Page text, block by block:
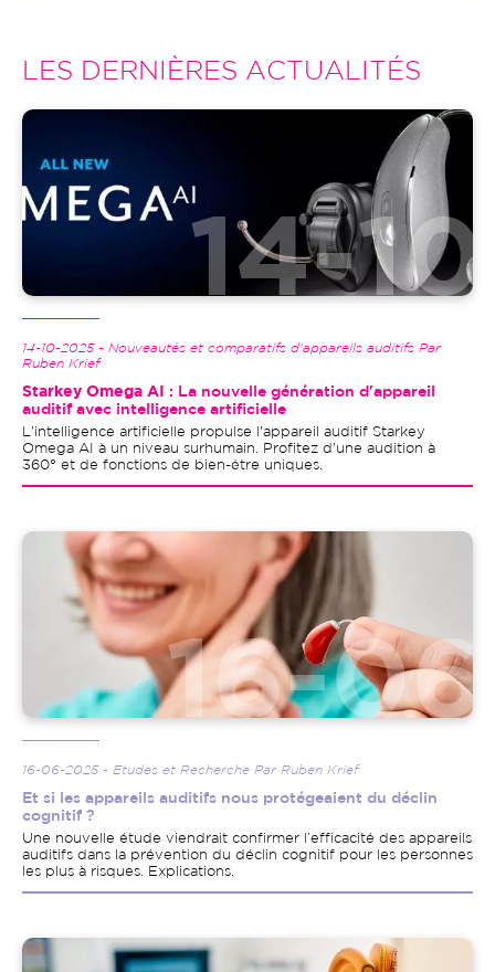
LES DERNIÈRES ACTUALITÉS
Image
14-10-2025 - Nouveautés et comparatifs d'appareils auditifs Par
Ruben Krief
Starkey Omega AI
: La nouvelle génération d'appareil
auditif avec intelligence artificielle
L'intelligence artificielle propulse l'appareil auditif Starkey
Omega AI à un niveau surhumain. Profitez d'une audition à
360° et de fonctions de bien-être uniques.
Image
16-06-2025 - Etudes et Recherche Par Ruben Krief
Et si les appareils auditifs nous protégeaient du déclin
cognitif ?
Une nouvelle étude viendrait confirmer l’efficacité des appareils
auditifs dans la prévention du déclin cognitif pour les personnes
les plus à risques. Explications.
Image